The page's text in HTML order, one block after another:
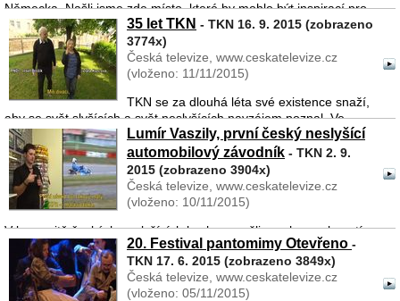
Německa. Našli jsme zde místo, které by mohlo být inspirací pro
podobná zařízení u nás. Ve Zwickau byl totiž před víc jak 100 lety
postaven „Hermann-Gocht-house“, tedy Domov pro neslyšíc ...
35 let TKN - TKN 16. 9. 2015 (zobrazeno
3774x)
Česká televize, www.ceskatelevize.cz
(vloženo: 11/11/2015)
TKN se za dlouhá léta své existence snaží,
aby se svět slyšících a svět neslyšících navzájem poznal. Ve
svých pořadech už 35 let propojuje oba tyto světy, protože všichni
vlastně žijeme v jednom domě. Během doby představil ř ...
Lumír Vaszily, první český neslyšící
automobilový závodník - TKN 2. 9.
2015 (zobrazeno 3904x)
Česká televize, www.ceskatelevize.cz
(vloženo: 10/11/2015)
V komunitě českých neslyšících bychom našli mnoho osobností,
které jsou výjimečné tím, co dělají, tím, co dokázaly. Mezi ně
zcela jistě patří Lumír Vaszily – první český neslyšící jezdec v
závodech automobilů. Lumír s ...
20. Festival pantomimy Otevřeno -
TKN 17. 6. 2015 (zobrazeno 3849x)
Česká televize, www.ceskatelevize.cz
(vloženo: 05/11/2015)